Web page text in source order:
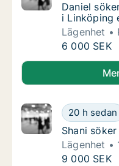
Daniel
Daniel
i Linköping
Lägenhet
Daniel
6 000 SEK
Daniel söker
Shani
20 h sedan
Shani
Shani
Lägenhet
Shani
9 000 SEK